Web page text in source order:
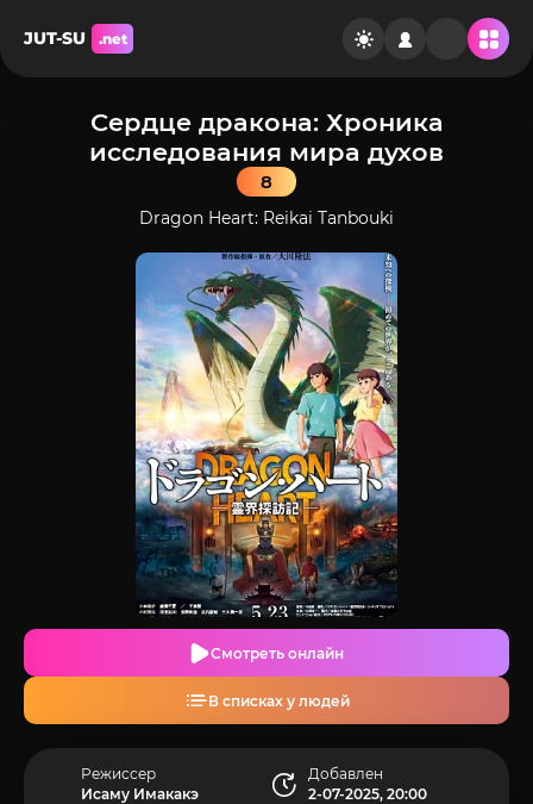
JUT-SU .net
Сердце дракона: Хроника
исследования мира духов
8
Dragon Heart: Reikai Tanbouki
Смотреть онлайн
В списках у людей
Режиссер
Исаму Имакакэ
Добавлен
2-07-2025, 20:00